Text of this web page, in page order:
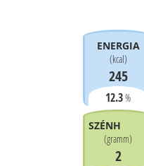
ENERGIA
(kcal)
245
12.3%
SZÉNHIDRÁT
(gramm)
2